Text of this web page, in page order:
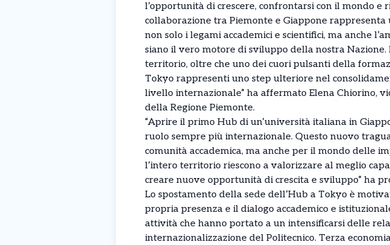
l’opportunità di crescere, confrontarsi con il mondo
collaborazione tra Piemonte e Giappone
non solo i legami accademici e scientifici, ma anche
siano il vero motore di sviluppo della nostra
territorio, oltre che uno dei cuori pulsanti della
Tokyo rappresenti uno step ulteriore nel
livello internazionale” ha affermato Elena Chiorino,
della Regione Piemonte.
“Aprire il primo Hub di un’università italiana in
ruolo sempre più internazionale. Questo nuovo
comunità accademica, ma anche per il mondo delle
l’intero territorio riescono a valorizzare al meglio
creare nuove opportunità di crescita e sviluppo” ha
Lo spostamento della sede dell’Hub a Tokyo è
propria presenza e il dialogo accademico e
attività che hanno portato a un intensificarsi delle
internazionalizzazione del Politecnico. Terza